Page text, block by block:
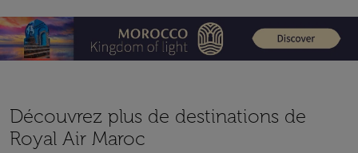
Découvrez plus de destinations de
Royal Air Maroc